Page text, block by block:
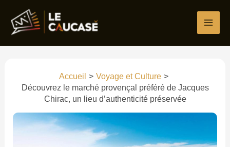
contenu
Accueil
Voyage et Culture
Découvrez le marché provençal préféré de Jacques
Chirac, un lieu d’authenticité préservée
ici…
mail*